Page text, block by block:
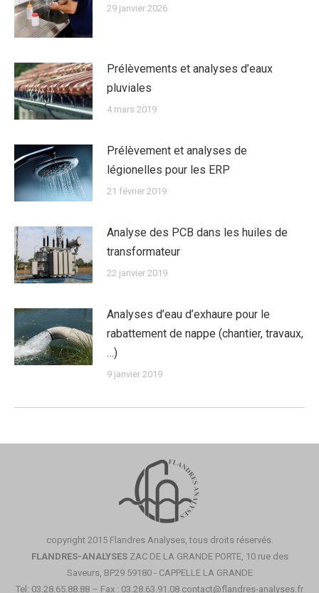
29 janvier 2026
Prélèvements et analyses d’eaux
pluviales
4 mars 2019
Prélèvement et analyses de
légionelles pour les ERP
21 février 2019
Analyse des PCB dans les huiles de
transformateur
22 janvier 2019
Analyses d’eau d’exhaure pour le
rabattement de nappe (chantier, travaux,
…)
9 janvier 2019
copyright 2015 Flandres Analyses, tous droits réservés.
FLANDRES-ANALYSESZAC DE LA GRANDE PORTE, 10 rue des
Saveurs, BP29 59180 - CAPPELLE LA GRANDE
Tel: 03.28.65.88.88 – Fax : 03.28.63.91.08 contact@flandres-analyses.fr